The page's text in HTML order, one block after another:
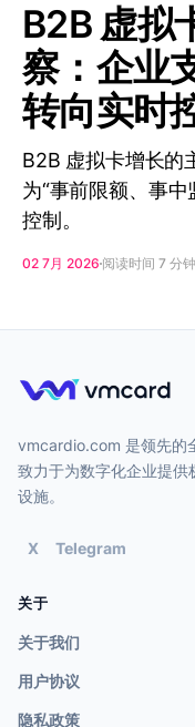
B2B 虚拟
察：企业
转向实时
B2B 虚拟卡增长的
为“事前限额、事
控制。
02 7月 2026 阅读时间 7 分钟
vmcardio.com 是领先的
致力于为数字化企业提供
设施。
X Telegram
关于
关于我们
用户协议
隐私政策